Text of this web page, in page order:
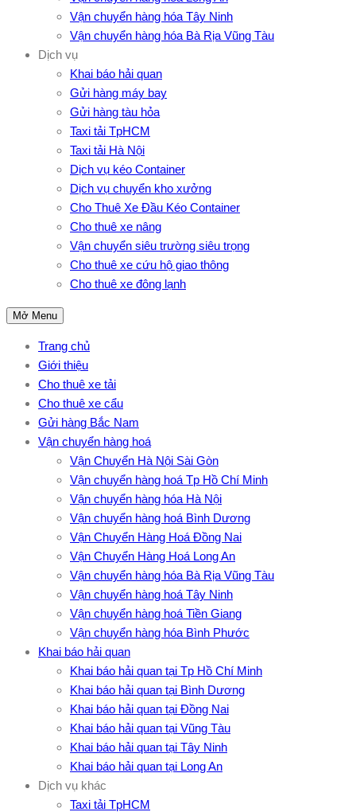
Vận chuyển hàng hóa Tây Ninh
Vận chuyển hàng hóa Bà Rịa Vũng Tàu
Dịch vụ
Khai báo hải quan
Gửi hàng máy bay
Gửi hàng tàu hỏa
Taxi tải TpHCM
Taxi tải Hà Nội
Dịch vụ kéo Container
Dịch vụ chuyển kho xưởng
Cho Thuê Xe Đầu Kéo Container
Cho thuê xe nâng
Vận chuyển siêu trường siêu trọng
Cho thuê xe cứu hộ giao thông
Cho thuê xe đông lạnh
Mở Menu
Trang chủ
Giới thiệu
Cho thuê xe tải
Cho thuê xe cẩu
Gửi hàng Bắc Nam
Vận chuyển hàng hoá
Vận Chuyển Hà Nội Sài Gòn
Vận chuyển hàng hoá Tp Hồ Chí Minh
Vận chuyển hàng hóa Hà Nội
Vận chuyển hàng hoá Bình Dương
Vận Chuyển Hàng Hoá Đồng Nai
Vận Chuyển Hàng Hoá Long An
Vận chuyển hàng hóa Bà Rịa Vũng Tàu
Vận chuyển hàng hoá Tây Ninh
Vận chuyển hàng hoá Tiền Giang
Vận chuyển hàng hóa Bình Phước
Khai báo hải quan
Khai báo hải quan tại Tp Hồ Chí Minh
Khai báo hải quan tại Bình Dương
Khai báo hải quan tại Đồng Nai
Khai báo hải quan tại Vũng Tàu
Khai báo hải quan tại Tây Ninh
Khai báo hải quan tại Long An
Dịch vụ khác
Taxi tải TpHCM